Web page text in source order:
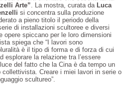
Arte” . La mostra, curata da Luca
si concentra sulla produzione
a pieno titolo il periodo della
di installazioni scultoree e diversi
opere spiccano per le loro dimensioni
spiega che “I lavori sono
è il tipo di forma e di forza di cui
esplorare la relazione tra l’essere
del fatto che la Cina è da tempo un
Creare i miei lavori in serie o
scultureo”.